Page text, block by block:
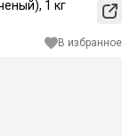
В избранное